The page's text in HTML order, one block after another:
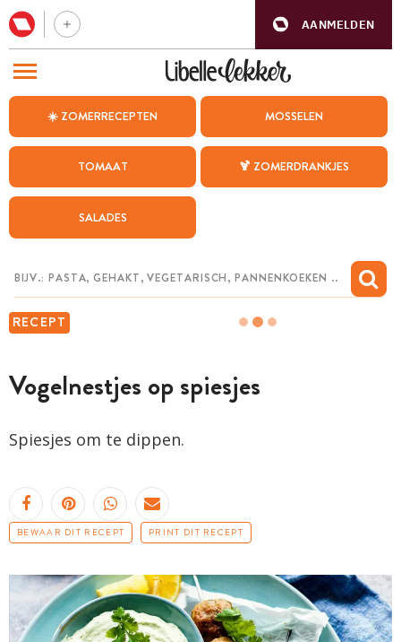
AANMELDEN
☀️ ZOMERRECEPTEN MOSSELEN
TOMAAT 🍹 ZOMERDRANKJES
SALADES
RECEPT
Vogelnestjes op spiesjes
Spiesjes om te dippen.
BEWAAR DIT RECEPT PRINT DIT RECEPT
BEZOEK ONZE ANDERE WEBSITES
WEEKMENU
CHAT MET MAIA
MIJN BEWAARDE RECEPTEN